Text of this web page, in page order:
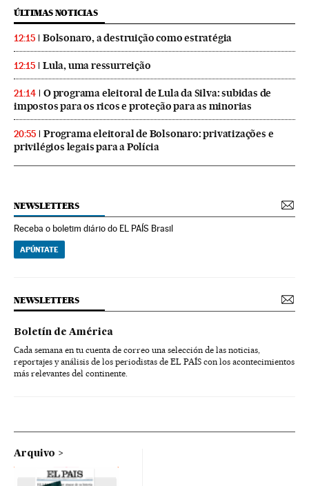
ÚLTIMAS NOTICIAS
12:15 Bolsonaro, a destruição como estratégia
12:15 Lula, uma ressurreição
21:14
O programa eleitoral de Lula da Silva: subidas de
impostos para os ricos e proteção para as minorias
20:55
Programa eleitoral de Bolsonaro: privatizações e
privilégios legais para a Polícia
NEWSLETTERS
Receba o boletim diário do EL PAÍS Brasil
APÚNTATE
NEWSLETTERS
Boletín de América
Cada semana en tu cuenta de correo una selección de las noticias,
reportajes y análisis de los periodistas de EL PAÍS con los acontecimientos
más relevantes del continente.
Arquivo